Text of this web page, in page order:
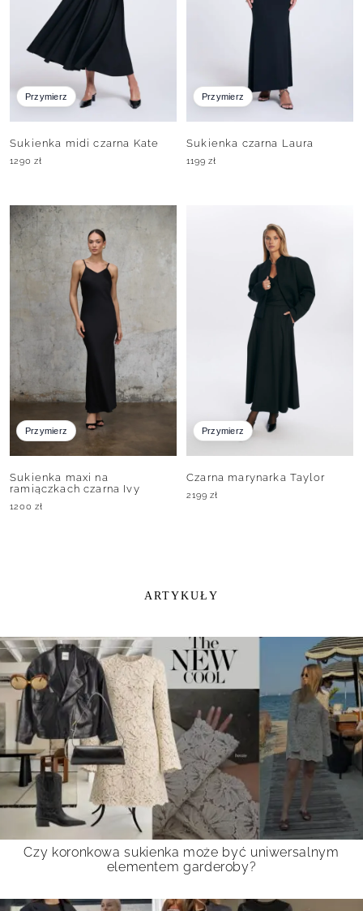
Przymierz
Sukienka midi czarna Kate
1290zł
Przymierz
Sukienka czarna Laura
1199zł
Przymierz
Sukienka maxi na
ramiączkach czarna Ivy
1200zł
Przymierz
Czarna marynarka Taylor
2199zł
ARTYKUŁY
Czy koronkowa sukienka może być uniwersalnym
elementem garderoby?